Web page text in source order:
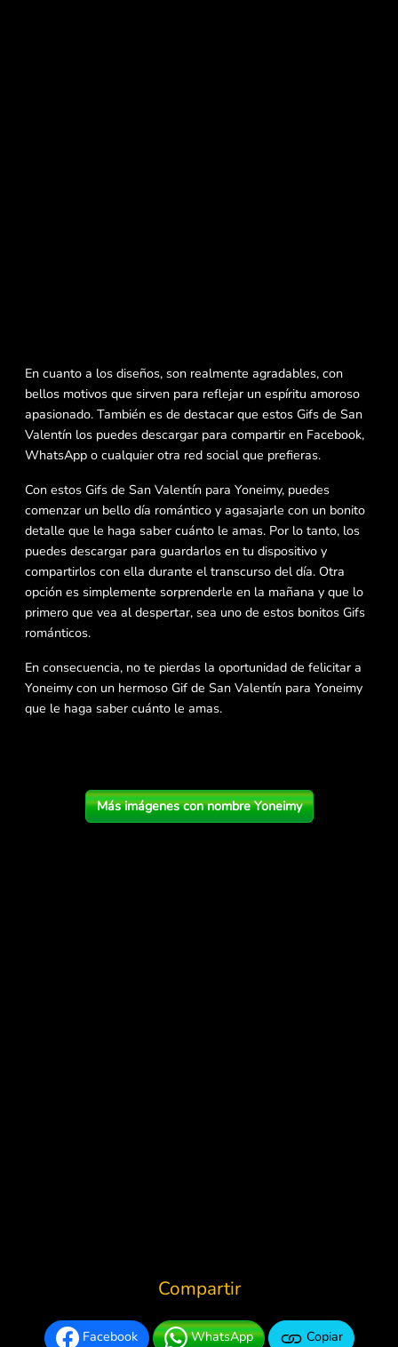
En cuanto a los diseños, son realmente agradables, con
bellos motivos que sirven para reflejar un espíritu amoroso
apasionado. También es de destacar que estos Gifs de San
Valentín los puedes descargar para compartir en Facebook,
WhatsApp o cualquier otra red social que prefieras.
Con estos Gifs de San Valentín para Yoneimy, puedes
comenzar un bello día romántico y agasajarle con un bonito
detalle que le haga saber cuánto le amas. Por lo tanto, los
puedes descargar para guardarlos en tu dispositivo y
compartirlos con ella durante el transcurso del día. Otra
opción es simplemente sorprenderle en la mañana y que lo
primero que vea al despertar, sea uno de estos bonitos Gifs
románticos.
En consecuencia, no te pierdas la oportunidad de felicitar a
Yoneimy con un hermoso Gif de San Valentín para Yoneimy
que le haga saber cuánto le amas.
Más imágenes con nombre Yoneimy
Compartir
Facebook WhatsApp Copiar